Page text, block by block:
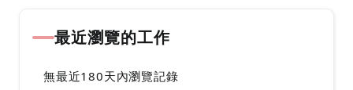
最近瀏覽的工作
無最近180天內瀏覽記錄